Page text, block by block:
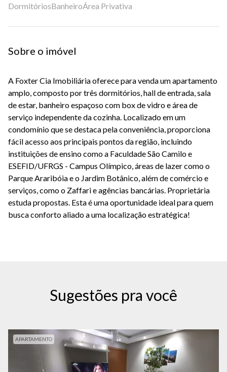
DormitóriosBanheiroÁrea Privativa
Sobre o imóvel
A Foxter Cia Imobiliária oferece para venda um apartamento
amplo, composto por três dormitórios, hall de entrada, sala
de estar, banheiro espaçoso com box de vidro e área de
serviço independente da cozinha. Localizado em um
condomínio que se destaca pela conveniência, proporciona
fácil acesso aos principais pontos da região, incluindo
instituições de ensino como a Faculdade São Camilo e
ESEFID/UFRGS - Campus Olímpico, áreas de lazer como o
Parque Araribóia e o Jardim Botânico, além de comércio e
serviços, como o Zaffari e agências bancárias. Proprietária
estuda propostas. Esta é uma oportunidade ideal para quem
busca conforto aliado a uma localização estratégica!
Sugestões pra você
APARTAMENTO